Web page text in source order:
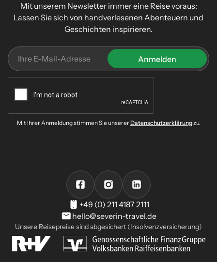
Mit unserem Newsletter immer eine Reise voraus:
Lassen Sie sich von handverlesenen Abenteuern und
Geschichten inspirieren.
Mit Ihrer Anmeldung stimmen Sie unsererDatenschutzerklärungzu.
+49 (0) 211 4187 2111
hello@severin-travel.de
Unsere Reisepreise sind abgesichert (Insolvenzversicherung)